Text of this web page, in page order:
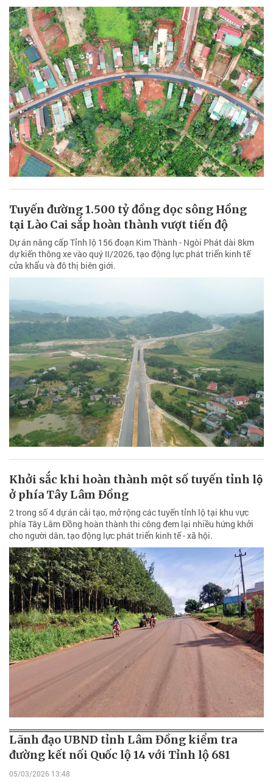
Tuyến đường 1.500 tỷ đồng dọc sông Hồng
tại Lào Cai sắp hoàn thành vượt tiến độ
Dự án nâng cấp Tỉnh lộ 156 đoạn Kim Thành - Ngòi Phát dài 8km
dự kiến thông xe vào quý II/2026, tạo động lực phát triển kinh tế
cửa khẩu và đô thị biên giới.
Khởi sắc khi hoàn thành một số tuyến tỉnh lộ
ở phía Tây Lâm Đồng
2 trong số 4 dự án cải tạo, mở rộng các tuyến tỉnh lộ tại khu vực
phía Tây Lâm Đồng hoàn thành thi công đem lại nhiều hứng khởi
cho người dân, tạo động lực phát triển kinh tế - xã hội.
Lãnh đạo UBND tỉnh Lâm Đồng kiểm tra
đường kết nối Quốc lộ 14 với Tỉnh lộ 681
05/03/2026 13:48